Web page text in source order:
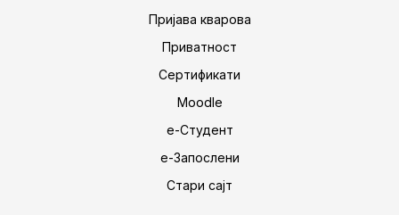
Пријава кварова
Приватност
Сертификати
Moodle
е-Студент
е-Запослени
Стари сајт